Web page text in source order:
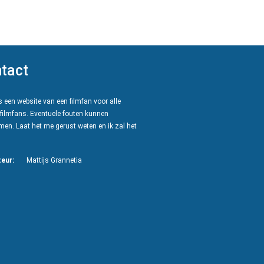
een website van een filmfan voor alle
Eventuele fouten kunnen
Laat het me gerust weten en ik zal het
Mattijs Grannetia